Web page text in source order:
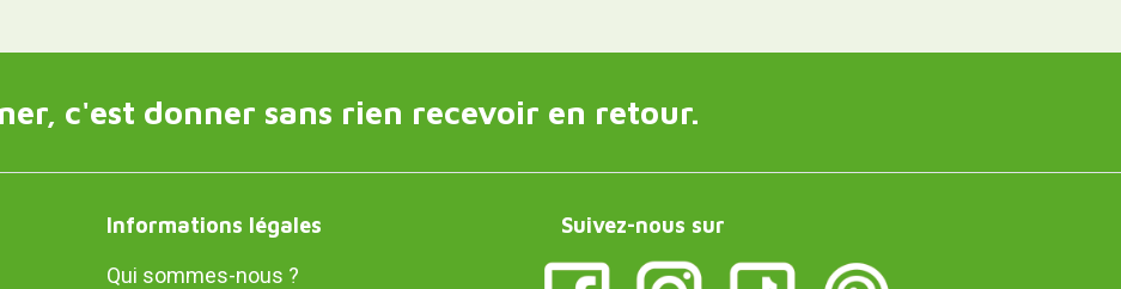
c'est donner sans rien recevoir en retour.
Informations légales
Qui sommes-nous ?
Suivez-nous sur